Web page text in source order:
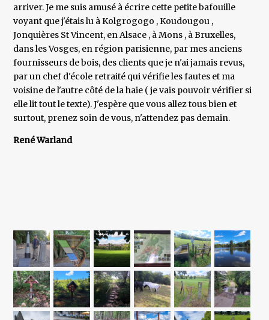
arriver. Je me suis amusé à écrire cette petite bafouille
voyant que j'étais lu à Kolgrogogo , Koudougou ,
Jonquières St Vincent, en Alsace , à Mons , à Bruxelles,
dans les Vosges, en région parisienne, par mes anciens
fournisseurs de bois, des clients que je n'ai jamais revus,
par un chef d'école retraité qui vérifie les fautes et ma
voisine de l'autre côté de la haie ( je vais pouvoir vérifier si
elle lit tout le texte). J'espère que vous allez tous bien et
surtout, prenez soin de vous, n'attendez pas demain.
René Warland